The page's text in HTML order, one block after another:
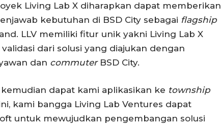
Living Lab X diharapkan dapat memberikan
kebutuhan di BSD City sebagai flagship
LLV memiliki fitur unik yakni Living Lab X
dari solusi yang diajukan dengan
dan commuterBSD City.
dapat kami aplikasikan ke township
kami bangga Living Lab Ventures dapat
untuk mewujudkan pengembangan solusi